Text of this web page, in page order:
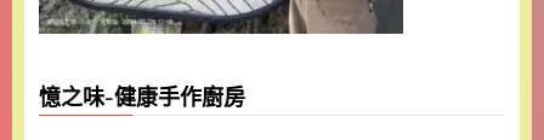
憶之味-健康手作廚房